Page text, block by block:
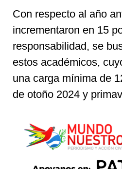
Con respecto al año
incrementaron en 15
responsabilidad, se
estos académicos,
una carga mínima de
de otoño 2024 y